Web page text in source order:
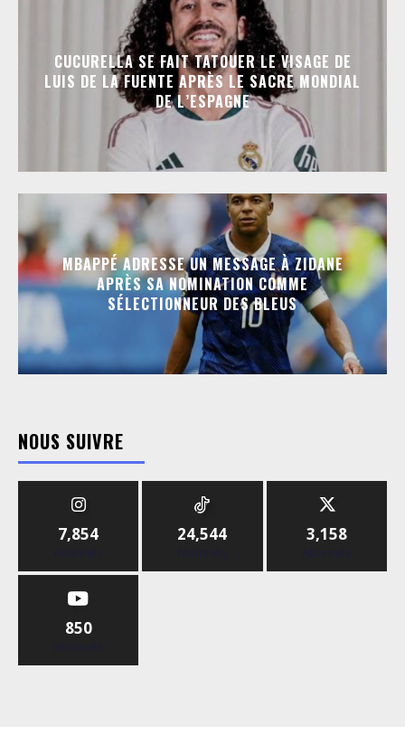
CUCURELLA SE FAIT TATOUER LE VISAGE DE
LUIS DE LA FUENTE APRÈS LE SACRE MONDIAL
DE L’ESPAGNE
MBAPPÉ ADRESSE UN MESSAGE À ZIDANE
APRÈS SA NOMINATION COMME
SÉLECTIONNEUR DES BLEUS
NOUS SUIVRE
7,854
Abonnés
24,544
Abonnés
3,158
Abonnés
850
Abonnés